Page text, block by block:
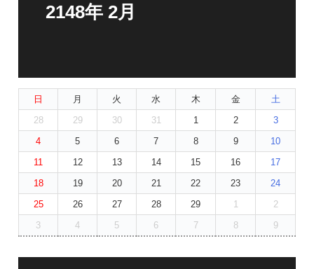
2148年 2月
日 月 火 水 木 金
土
28
29 30 31 1 2
3
4
5 6 7 8 9
10
11
12 13 14 15 16
17
18
19 20 21 22 23
24
25
26 27 28 29 1
2
3
4 5 6 7 8 9